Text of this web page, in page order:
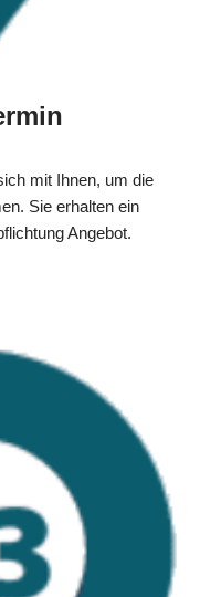
mit Ihnen, um die
Sie erhalten ein
Angebot.